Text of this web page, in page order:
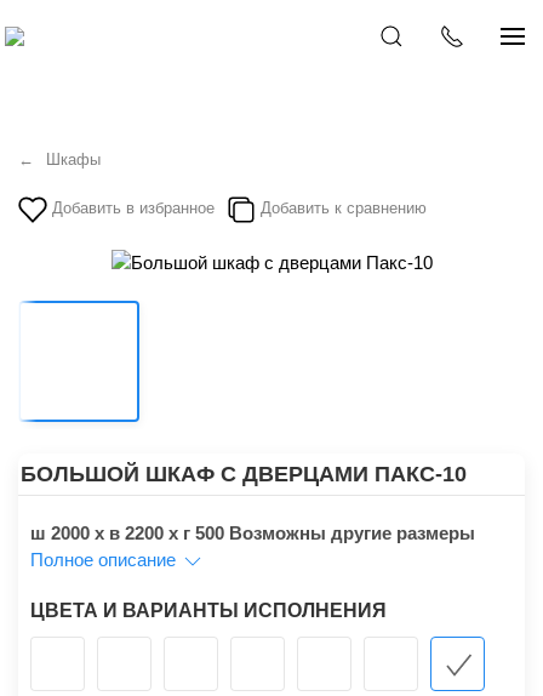
Шкафы
Добавить в избранное Добавить к сравнению
БОЛЬШОЙ ШКАФ С ДВЕРЦАМИ ПАКС-10
ш 2000 х в 2200 х г 500 Возможны другие размеры
Полное описание
ЦВЕТА И ВАРИАНТЫ ИСПОЛНЕНИЯ